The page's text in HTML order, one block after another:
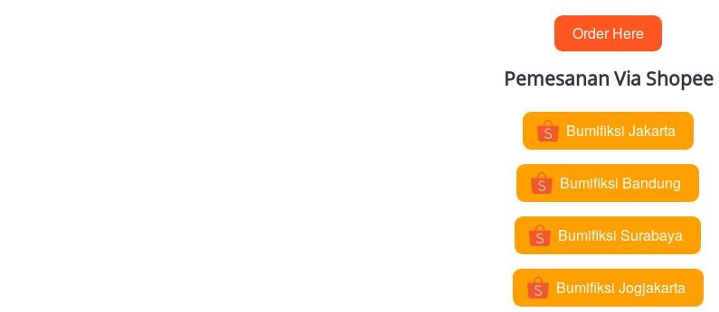
`
Order Here
Pemesanan Via Shopee
` Bumifiksi Jakarta
` Bumifiksi Bandung
` Bumifiksi Surabaya
` Bumifiksi Jogjakarta